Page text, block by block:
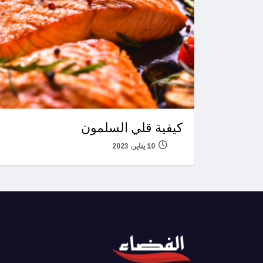
كيفية قلي السلمون
10 يناير، 2023